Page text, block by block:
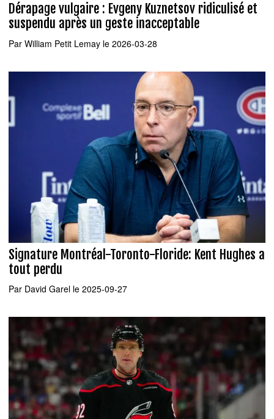
Dérapage vulgaire : Evgeny Kuznetsov ridiculisé et
suspendu après un geste inacceptable
Par William Petit Lemay le 2026-03-28
Signature Montréal-Toronto-Floride: Kent Hughes a
tout perdu
Par David Garel le 2025-09-27